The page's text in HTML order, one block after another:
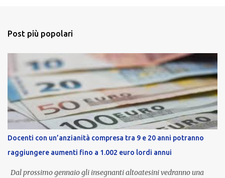
Post più popolari
Docenti con un’anzianità compresa tra 9 e 20 anni potranno
raggiungere aumenti fino a 1.002 euro lordi annui
Dal prossimo gennaio gli insegnanti altoatesini vedranno una